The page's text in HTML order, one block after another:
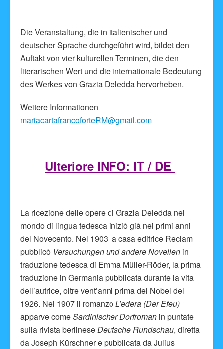
Die Veranstaltung, die in italienischer und
deutscher Sprache durchgeführt wird, bildet den
Auftakt von vier kulturellen Terminen, die den
literarischen Wert und die internationale Bedeutung
des Werkes von Grazia Deledda hervorheben.
Weitere Informationen
mariacartafrancoforteRM@gmail.com
Ulteriore INFO: IT / DE
La ricezione delle opere di Grazia Deledda nel
mondo di lingua tedesca iniziò già nei primi anni
del Novecento. Nel 1903 la casa editrice Reclam
pubblicò Versuchungen und andere Novellen in
traduzione tedesca di Emma Müller-Röder, la prima
traduzione in Germania pubblicata durante la vita
dell’autrice, oltre vent’anni prima del Nobel del
1926. Nel 1907 il romanzoL’edera (Der Efeu)
apparve comeSardinischer Dorfroman in puntate
sulla rivista berlineseDeutsche Rundschau, diretta
da Joseph Kürschner e pubblicata da Julius